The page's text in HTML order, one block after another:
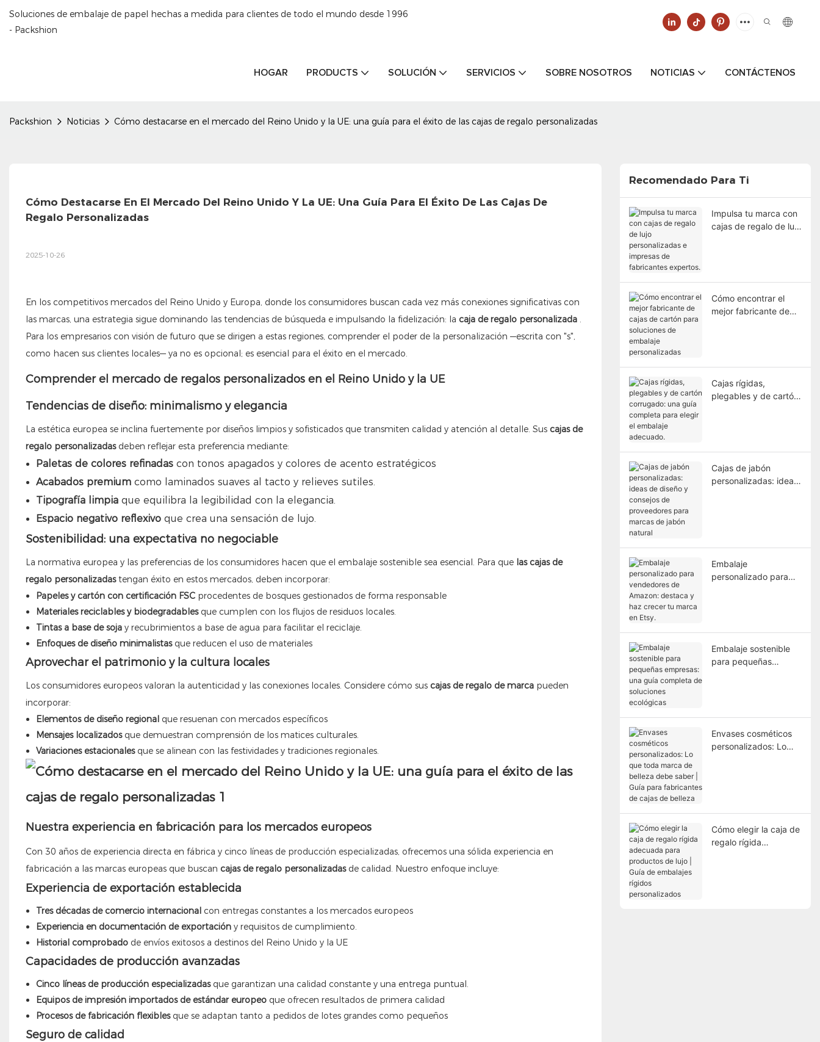
Soluciones de embalaje de papel hechas a medida para clientes de todo el mundo desde 1996
- Packshion
HOGAR PRODUCTS SOLUCIÓN SERVICIOS SOBRE NOSOTROS NOTICIAS CONTÁCTENOS
Packshion Noticias Cómo destacarse en el mercado del Reino Unido y la UE: una guía para el éxito de las cajas de regalo personalizadas
Cómo Destacarse En El Mercado Del Reino Unido Y La UE: Una Guía Para El Éxito De Las Cajas De
Regalo Personalizadas
2025-10-26
En los competitivos mercados del Reino Unido y Europa, donde los consumidores buscan cada vez más conexiones significativas con
las marcas, una estrategia sigue dominando las tendencias de búsqueda e impulsando la fidelización: la caja de regalo personalizada.
Para los empresarios con visión de futuro que se dirigen a estas regiones, comprender el poder de la personalización —escrita con "s",
como hacen sus clientes locales— ya no es opcional; es esencial para el éxito en el mercado.
Comprender el mercado de regalos personalizados en el Reino Unido y la UE
Tendencias de diseño: minimalismo y elegancia
La estética europea se inclina fuertemente por diseños limpios y sofisticados que transmiten calidad y atención al detalle. Sus cajas de
regalo personalizadasdeben reflejar esta preferencia mediante:
Paletas de colores refinadascon tonos apagados y colores de acento estratégicos
Acabados premiumcomo laminados suaves al tacto y relieves sutiles.
Tipografía limpiaque equilibra la legibilidad con la elegancia.
Espacio negativo reflexivoque crea una sensación de lujo.
Sostenibilidad: una expectativa no negociable
La normativa europea y las preferencias de los consumidores hacen que el embalaje sostenible sea esencial. Para que las cajas de
regalo personalizadastengan éxito en estos mercados, deben incorporar:
Papeles y cartón con certificación FSCprocedentes de bosques gestionados de forma responsable
Materiales reciclables y biodegradablesque cumplen con los flujos de residuos locales.
Tintas a base de sojay recubrimientos a base de agua para facilitar el reciclaje.
Enfoques de diseño minimalistasque reducen el uso de materiales
Aprovechar el patrimonio y la cultura locales
Los consumidores europeos valoran la autenticidad y las conexiones locales. Considere cómo sus cajas de regalo de marcapueden
incorporar:
Elementos de diseño regionalque resuenan con mercados específicos
Mensajes localizadosque demuestran comprensión de los matices culturales.
Variaciones estacionalesque se alinean con las festividades y tradiciones regionales.
Nuestra experiencia en fabricación para los mercados europeos
Con 30 años de experiencia directa en fábrica y cinco líneas de producción especializadas, ofrecemos una sólida experiencia en
fabricación a las marcas europeas que buscan cajas de regalo personalizadasde calidad. Nuestro enfoque incluye:
Experiencia de exportación establecida
Tres décadas de comercio internacionalcon entregas constantes a los mercados europeos
Experiencia en documentación de exportacióny requisitos de cumplimiento.
Historial comprobadode envíos exitosos a destinos del Reino Unido y la UE
Capacidades de producción avanzadas
Cinco líneas de producción especializadasque garantizan una calidad constante y una entrega puntual.
Equipos de impresión importados de estándar europeoque ofrecen resultados de primera calidad
Procesos de fabricación flexiblesque se adaptan tanto a pedidos de lotes grandes como pequeños
Seguro de calidad
Recomendado Para Ti
Impulsa tu marca con
cajas de regalo de lujo
Cómo encontrar el
mejor fabricante de
Cajas rígidas,
plegables y de cartón
Cajas de jabón
personalizadas: ideas
Embalaje
personalizado para
Embalaje sostenible
para pequeñas
Envases cosméticos
personalizados: Lo
Cómo elegir la caja de
regalo rígida